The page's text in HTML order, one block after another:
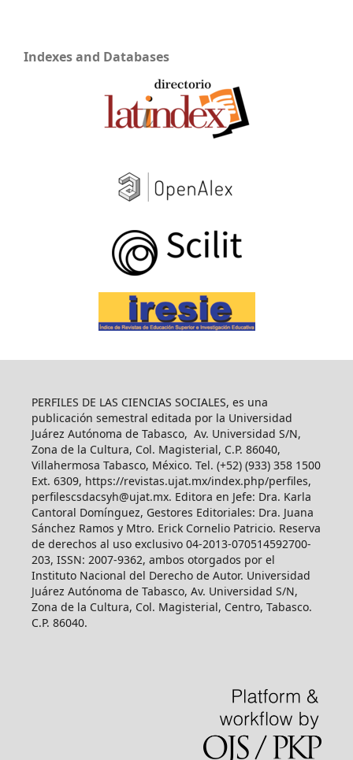
Indexes and Databases
PERFILES DE LAS CIENCIAS SOCIALES, es una
publicación semestral editada por la Universidad
Juárez Autónoma de Tabasco, Av. Universidad S/N,
Zona de la Cultura, Col. Magisterial, C.P. 86040,
Villahermosa Tabasco, México. Tel. (+52) (933) 358 1500
Ext. 6309, https://revistas.ujat.mx/index.php/perfiles,
perfilescsdacsyh@ujat.mx. Editora en Jefe: Dra. Karla
Cantoral Domínguez, Gestores Editoriales: Dra. Juana
Sánchez Ramos y Mtro. Erick Cornelio Patricio. Reserva
de derechos al uso exclusivo 04-2013-070514592700-
203, ISSN: 2007-9362, ambos otorgados por el
Instituto Nacional del Derecho de Autor. Universidad
Juárez Autónoma de Tabasco, Av. Universidad S/N,
Zona de la Cultura, Col. Magisterial, Centro, Tabasco.
C.P. 86040.